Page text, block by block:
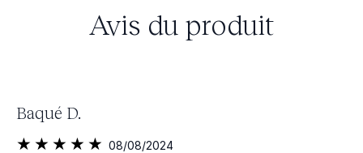
Avis du produit
Baqué D.
08/08/2024